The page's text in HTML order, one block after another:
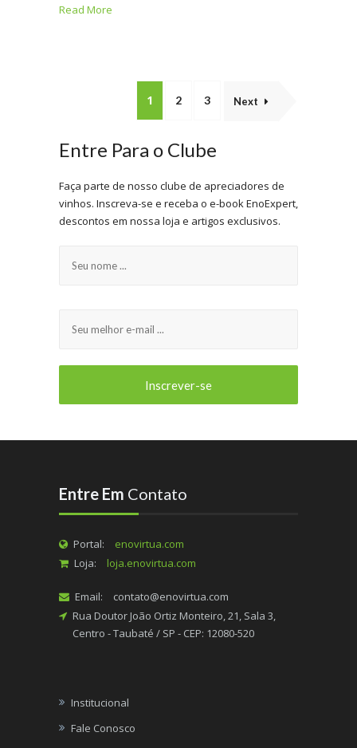
Read More
1 2 3 Next
Entre Para o Clube
Faça parte de nosso clube de apreciadores de
vinhos. Inscreva-se e receba o e-book EnoExpert,
descontos em nossa loja e artigos exclusivos.
Entre Em Contato
Portal:
enovirtua.com
Loja:
loja.enovirtua.com
Email:
contato@enovirtua.com
Rua Doutor João Ortiz Monteiro, 21, Sala 3,
Centro - Taubaté / SP - CEP: 12080-520
Institucional
Fale Conosco